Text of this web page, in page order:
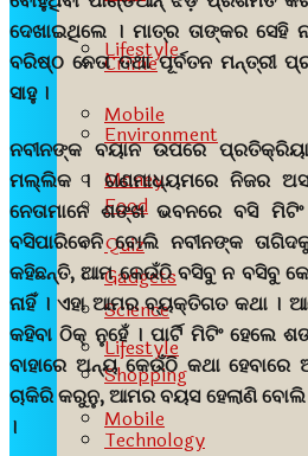
Lifestyle
Mobile
Money
Quiz
Science
Shopping
Technology
Crime
Environment
Food
Gadgets
Lifestyle
Mobile
ଦେଖାଇଥିଲେ । ମାତ୍ର ତାଙ୍କର
ବରିଷ୍ଠ ନେତା ତଥା ପୂର୍ବତନ ମନ୍ତ୍ରୀ
ସାହୁ ।
ନବୀନଙ୍କ ବୟାନ ଉପରେ
ମଲ୍ଲିକ । ଗଣମାଧ୍ୟମରେ ନିଜର
ନେତାମାନେ ଶଙ୍ଖ ଭବନରେ ବସି
ବସିପାରିବେନି ବୋଲି ନବୀନଙ୍କ
କହିଛନ୍ତି, ଆମ କେଉଁଠି ବସିବୁ ନ ବସିବୁ
ନାହିଁ । ଏହା ଆମର ବ୍ୟକ୍ତିଗତ କଥା ।
କହିବା ଠିକ୍ ନୁହେଁ । ପାର୍ଟି ମିଟିଂ ହେଲେ
ବାହାରେ ଅନ୍ୟ କେଉଁଠି କଥା
ଚାକିରି କରୁନୁ, ଆମର ବୟସ ହେଲାଣି
।